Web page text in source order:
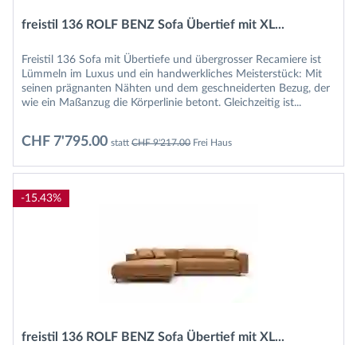
freistil 136 ROLF BENZ Sofa Übertief mit XL...
Freistil 136 Sofa mit Übertiefe und übergrosser Recamiere ist
Lümmeln im Luxus und ein handwerkliches Meisterstück: Mit
seinen prägnanten Nähten und dem geschneiderten Bezug, der
wie ein Maßanzug die Körperlinie betont. Gleichzeitig ist...
CHF 7'795.00 stattCHF 9'217.00Frei Haus
-15.43%
freistil 136 ROLF BENZ Sofa Übertief mit XL...